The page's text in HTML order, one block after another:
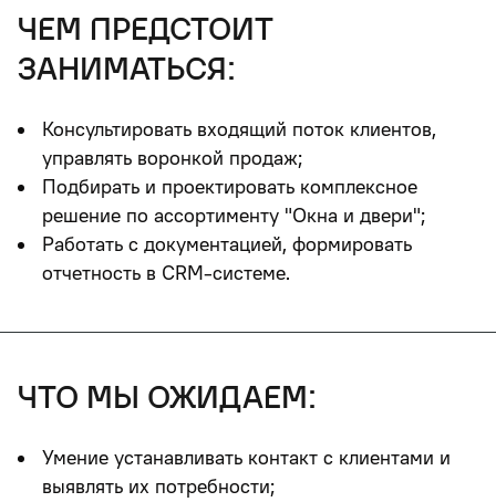
чем предстоит
заниматься:
Консультировать входящий поток клиентов,
управлять воронкой продаж;
Подбирать и проектировать комплексное
решение по ассортименту "Окна и двери";
Работать с документацией, формировать
отчетность в CRM-системе.
что мы ожидаем:
Умение устанавливать контакт с клиентами и
выявлять их потребности;